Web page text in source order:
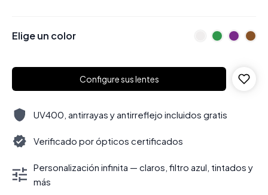
Elige un color
Configure sus lentes
UV400, antirrayas y antirreflejo incluidos gratis
Verificado por ópticos certificados
Personalización infinita — claros, filtro azul, tintados y
más